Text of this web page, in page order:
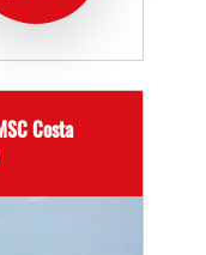
Costa